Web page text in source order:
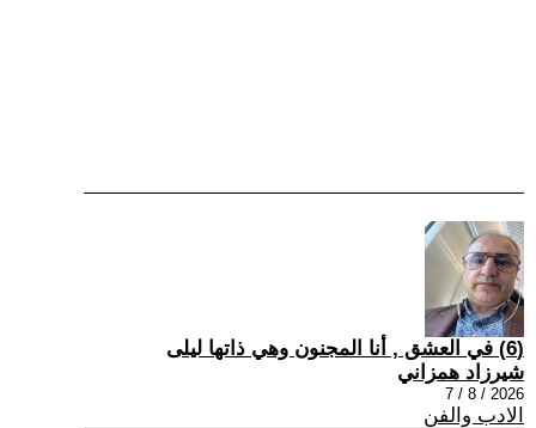
(6) في العشق , أنا المجنون وهي ذاتها ليلى
شيرزاد همزاني
2026 / 8 / 7
الادب والفن